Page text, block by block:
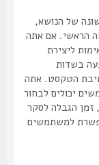
של הנושא,
אם אתה
הטקסט. אתה
לבחור
לסקר
למשתמשים